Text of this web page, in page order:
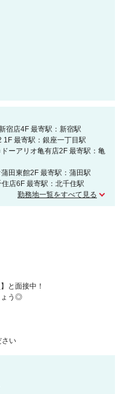
宿店4F 最寄駅：新宿駅
1F 最寄駅：銀座一丁目駅
ーアリオ亀有店2F 最寄駅：亀
田東館2F 最寄駅：蒲田駅
店6F 最寄駅：北千住駅
勤務地一覧をすべて見る
と面接中！
ょう◎
さい